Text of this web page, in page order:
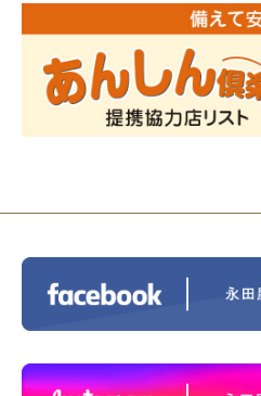
人形供養 寄付
2023/12/16終活なるほど
ス®上鶴間 エンディングノ
2023/11/29 永田屋創業
ントホテル東京町田